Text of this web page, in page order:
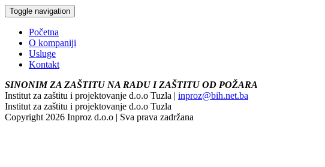
Toggle navigation
Početna
O kompaniji
Usluge
Kontakt
SINONIM ZA ZAŠTITU NA RADU I ZAŠTITU OD POŽARA
Institut za zaštitu i projektovanje d.o.o Tuzla | inproz@bih.net.ba
Institut za zaštitu i projektovanje d.o.o Tuzla
Copyright 2026 Inproz d.o.o | Sva prava zadržana